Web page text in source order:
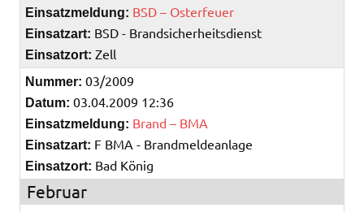
Einsatzmeldung: BSD – Osterfeuer
Einsatzart: BSD - Brandsicherheitsdienst
Einsatzort: Zell
Nummer: 03/2009
Datum: 03.04.2009 12:36
Einsatzmeldung: Brand – BMA
Einsatzart: F BMA - Brandmeldeanlage
Einsatzort: Bad König
Februar